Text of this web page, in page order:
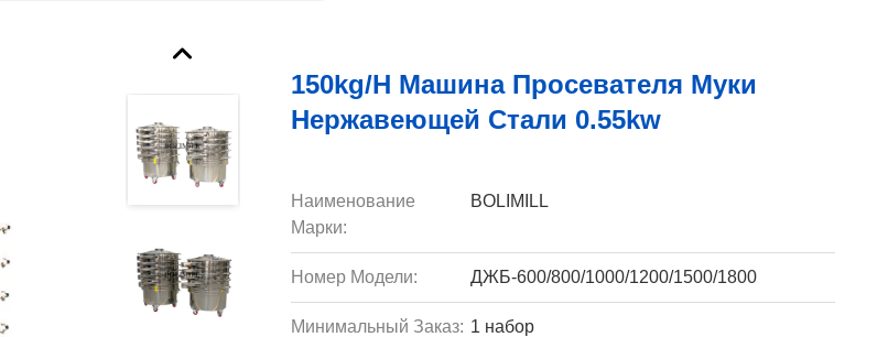
150kg/H Машина Просевателя Муки
Нержавеющей Стали 0.55kw
Наименование
Марки:
BOLIMILL
Номер Модели: ДЖБ-600/800/1000/1200/1500/1800
Минимальный Заказ: 1 набор